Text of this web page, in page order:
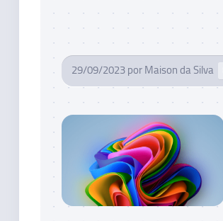
29/09/2023 por Maison da Silva